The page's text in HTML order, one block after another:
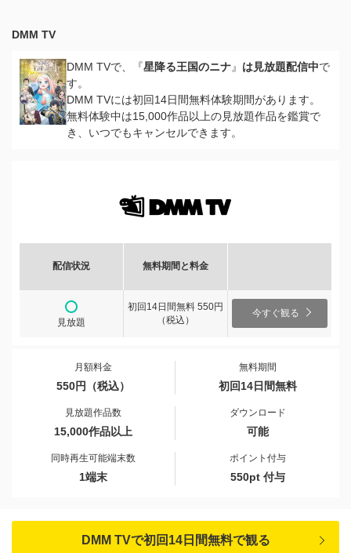
DMM TV
DMM TVで、『星降る王国のニナ』 は見放題配信中で
す。
DMM TVには初回14日間無料体験期間があります。
無料体験中は15,000作品以上の見放題作品を鑑賞で
き、いつでもキャンセルできます。
配信状況 無料期間と料金
見放題
初回14日間無料 550円
（税込）
今すぐ観る
月額料金
550円（税込）
無料期間
初回14日間無料
見放題作品数
15,000作品以上
ダウンロード
可能
同時再生可能端末数
1端末
ポイント付与
550pt 付与
DMM TVで初回14日間無料で観る